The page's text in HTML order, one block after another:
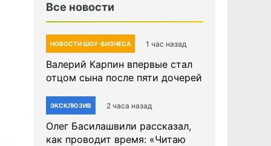
Все новости
НОВОСТИ ШОУ-БИЗНЕСА 1 час назад
Валерий Карпин впервые стал
отцом сына после пяти дочерей
ЭКСКЛЮЗИВ 2 часа назад
Олег Басилашвили рассказал,
как проводит время: «Читаю